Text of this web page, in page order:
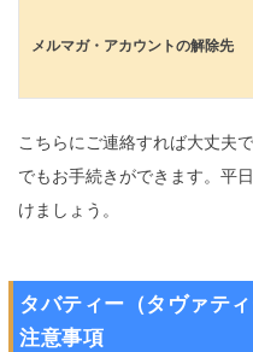
メルマガ・アカウントの解除先
こちらにご連絡すれば大丈夫
でもお手続きができます。平
けましょう。
タバティー（タヴァテ
注意事項